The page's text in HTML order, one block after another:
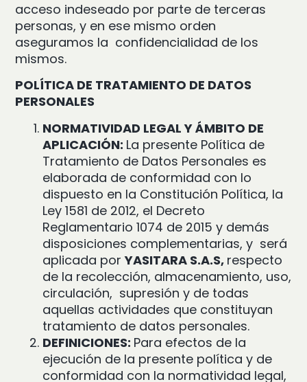
acceso indeseado por parte de terceras
personas, y en ese mismo orden
aseguramos la confidencialidad de los
mismos.
POLÍTICA DE TRATAMIENTO DE DATOS
PERSONALES
NORMATIVIDAD LEGAL Y ÁMBITO DE
APLICACIÓN: La presente Política de
Tratamiento de Datos Personales es
elaborada de conformidad con lo
dispuesto en la Constitución Política, la
Ley1581 de 2012, el Decreto
Reglamentario 1074 de 2015 y demás
disposiciones complementarias, y será
aplicada porYASITARA S.A.S, respecto
de la recolección, almacenamiento, uso,
circulación, supresión y de todas
aquellas actividades que constituyan
tratamiento de datos personales.
DEFINICIONES: Para efectos de la
ejecución de la presente política y de
conformidad con la normatividad legal,